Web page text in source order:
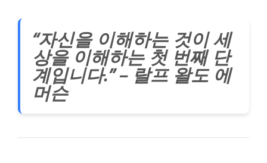
“자신을 이해하는 것이 세
상을 이해하는 첫 번째 단
계입니다.” – 랄프 왈도 에
머슨